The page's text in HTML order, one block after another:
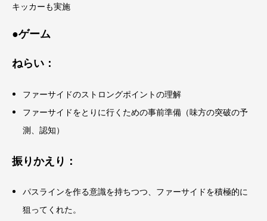
キッカーも実施
●ゲーム
ねらい：
ファーサイドのストロングポイントの理解
ファーサイドをとりに行くための事前準備（味方の突破の予
測、認知）
振りかえり：
パスラインを作る意識を持ちつつ、ファーサイドを積極的に
狙ってくれた。